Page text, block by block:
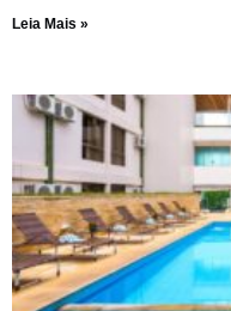
Leia Mais »